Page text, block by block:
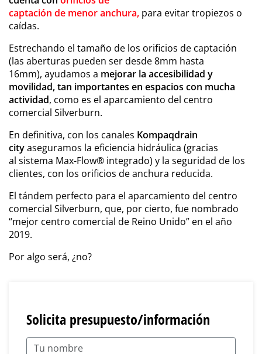
captación de menor anchura, para evitar tropiezos o
caídas.
Estrechando el tamaño de los orificios de captación
(las aberturas pueden ser desde 8mm hasta
16mm), ayudamos a mejorar la accesibilidad y
movilidad, tan importantes en espacios con mucha
actividad, como es el aparcamiento del centro
comercial Silverburn.
En definitiva, con los canales Kompaqdrain
cityaseguramos la eficiencia hidráulica (gracias
al sistema Max-Flow® integrado) y la seguridad de los
clientes, con los orificios de anchura reducida.
El tándem perfecto para el aparcamiento del centro
comercial Silverburn, que, por cierto, fue nombrado
“mejor centro comercial de Reino Unido” en el año
2019.
Por algo será, ¿no?
Solicita presupuesto/información